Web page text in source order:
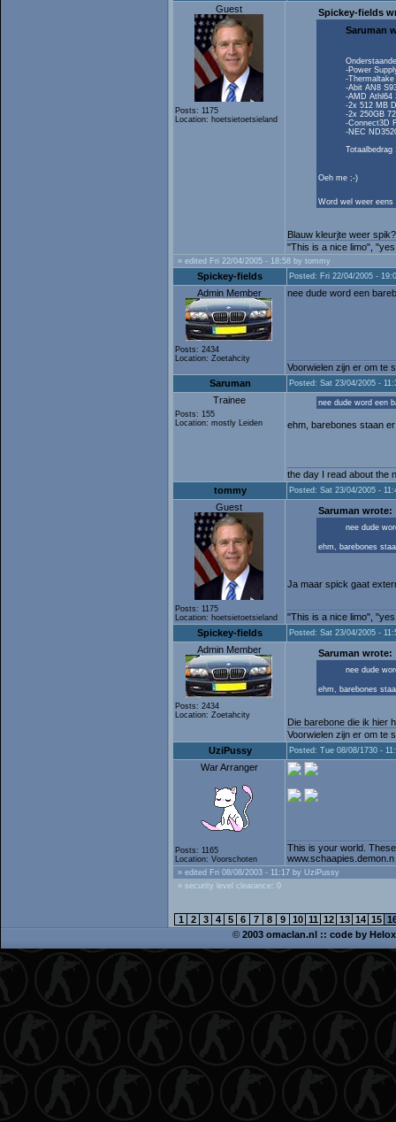
Guest
Posts: 1175
Location: hoetsietoetsieland
Spickey-fields
Saruman
-Power
-Thermaltake
-Abit AN8
-AMD Athl64
-2x 512 MB
-2x 250GB
-Connect3D
-NEC
Oeh me ;-)
Word wel weer
Blauw kleurjte weer spik?
"This is a nice limo",
» edited Fri 22/04/2005 - 18:58 by tommy
Spickey-fields Posted: Fri 22/04/2005 -
Admin Member
Posts: 2434
Location: Zoetahcity
nee dude word een
Voorwielen zijn er om te
Saruman
Posted: Sat 23/04/2005 -
Trainee
Posts: 155
Location: mostly Leiden
nee dude word een
ehm, barebones staan
the day I read about the
tommy
Posted: Sat 23/04/2005 -
Guest
Posts: 1175
Location: hoetsietoetsieland
Saruman wrote:
nee dude
ehm, barebones
Ja maar spick gaat
"This is a nice limo",
Spickey-fields
Posted: Sat 23/04/2005 -
Admin Member
Posts: 2434
Location: Zoetahcity
Saruman wrote:
nee dude
ehm, barebones
Die barebone die ik hier
Voorwielen zijn er om te
UziPussy
Posted: Tue 08/08/1730 -
War Arranger
Posts: 1165
Location: Voorschoten
This is your world.
www.schaapies.demon.n
» edited Fri 08/08/2003 - 11:17 by UziPussy
» security level clearance: 0
1 2 3 4 5 6 7 8 9 10 11 12 13 14 15
© 2003 omaclan.nl :: code by Helox